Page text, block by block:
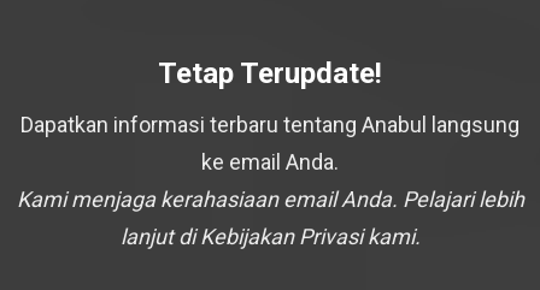
Tetap Terupdate!
Dapatkan informasi terbaru tentang Anabul langsung
ke email Anda.
Kami menjaga kerahasiaan email Anda. Pelajari lebih
lanjut di Kebijakan Privasi kami.